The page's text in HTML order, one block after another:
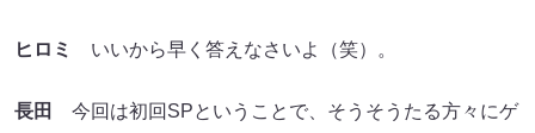
ヒロミ いいから早く答えなさいよ（笑）。
長田
今回は初回SPということで、そうそうたる方々にゲ